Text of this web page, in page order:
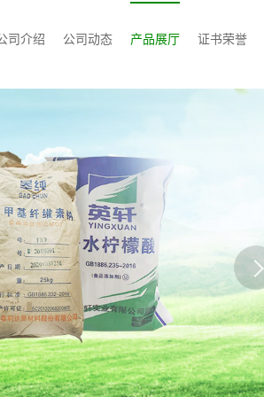
司介绍 公司动态 产品展厅 证书荣誉